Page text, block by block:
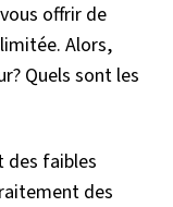
offrir de
Alors,
Quels sont les
des faibles
des